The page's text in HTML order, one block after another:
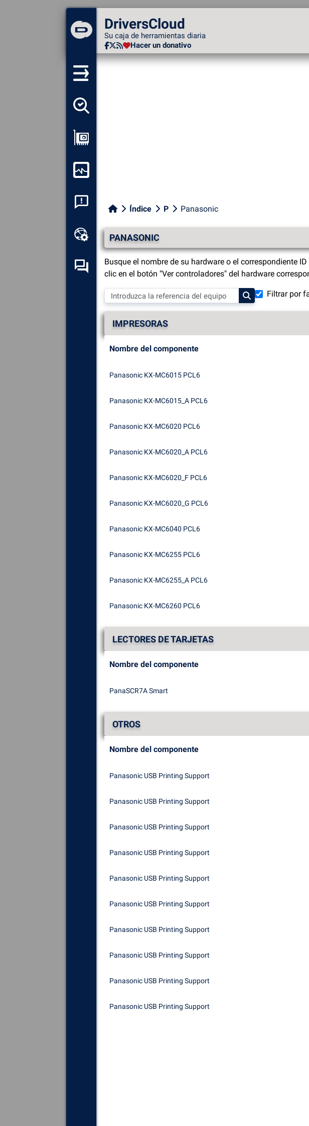
DriversCloud
Su caja de herramientas diaria
Hacer un donativo
DriversCloud
Su caja de herramientas diaria
Hacer un donativo
Caja de herramientas en
línea
Foro de autoayuda
Exploratodos los
componentes, dispositivos y
software instalados en tu
ordenador.
Diagnosticary reparar todas
las causas de los fallos
estén desactualizados en su
Índice P Panasonic
PANASONIC
Busque el nombre de su hardware o el correspondiente
clic en el botón "Ver controladores" del hardware
Filtrar por
IMPRESORAS
Nombre del componente
Panasonic KX-MC6015 PCL6
Panasonic KX-MC6015_A PCL6
Panasonic KX-MC6020 PCL6
Panasonic KX-MC6020_A PCL6
Panasonic KX-MC6020_F PCL6
Panasonic KX-MC6020_G PCL6
Panasonic KX-MC6040 PCL6
Panasonic KX-MC6255 PCL6
Panasonic KX-MC6255_A PCL6
Panasonic KX-MC6260 PCL6
LECTORES DE TARJETAS
Nombre del componente
PanaSCR7A Smart
OTROS
Nombre del componente
Panasonic USB Printing Support
Panasonic USB Printing Support
Panasonic USB Printing Support
Panasonic USB Printing Support
Panasonic USB Printing Support
Panasonic USB Printing Support
Panasonic USB Printing Support
Panasonic USB Printing Support
Panasonic USB Printing Support
Panasonic USB Printing Support